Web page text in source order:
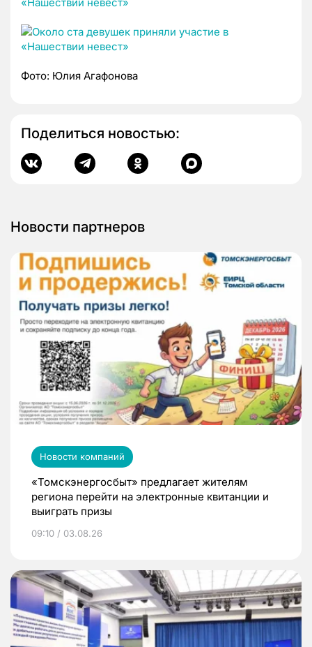
Фото: Юлия Агафонова
Поделиться новостью:
Новости партнеров
Новости компаний
«Томскэнергосбыт» предлагает жителям
региона перейти на электронные квитанции и
выиграть призы
09:10 / 03.08.26